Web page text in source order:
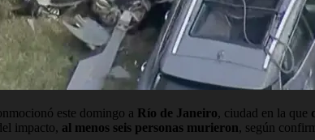
este domingo a Río de Janeiro, ciudad en la que
impacto, al menos seis personas murieron, según